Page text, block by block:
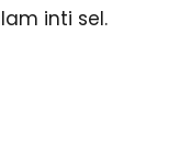
inti sel.